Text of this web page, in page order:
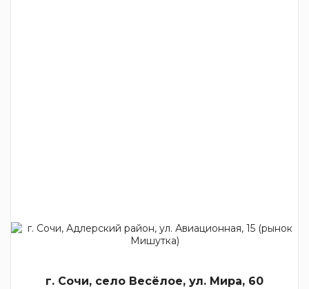
г. Сочи, село Весёлое, ул. Мира, 60